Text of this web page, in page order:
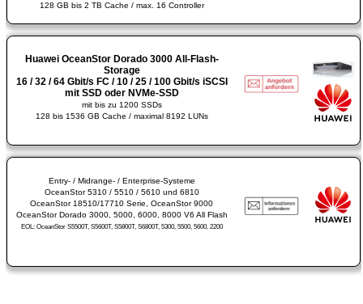
128 GB bis 2 TB Cache / max. 16 Controller
Huawei OceanStor Dorado 3000 All-Flash-
Storage
16 / 32 / 64 Gbit/s FC / 10 / 25 / 100 Gbit/s iSCSI
mit SSD oder NVMe-SSD
mit bis zu 1200 SSDs
128 bis 1536 GB Cache / maximal 8192 LUNs
Entry- / Midrange- / Enterprise-Systeme
OceanStor 5310 / 5510 / 5610 und 6810
OceanStor 18510/17710 Serie, OceanStor 9000
OceanStor Dorado 3000, 5000, 6000, 8000 V6 All Flash
EOL: OceanStor S5500T, S5600T, S5800T, S6800T, 5300, 5500, 5600, 2200